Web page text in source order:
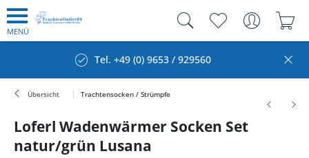
MENÜ
Tel. +49 (0) 9653 / 929560
Übersicht Trachtensocken / Strümpfe
Loferl Wadenwärmer Socken Set
natur/grün Lusana